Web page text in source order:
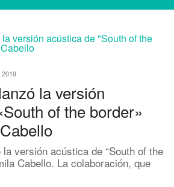
2019
la versión
of the border»
versión acústica de “South of the
Cabello. La colaboración, que